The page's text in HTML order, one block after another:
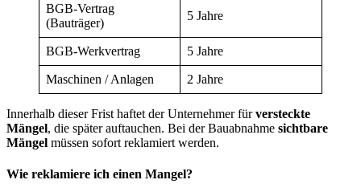
BGB-Vertrag
(Bauträger)
5 Jahre
BGB-Werkvertrag 5 Jahre
Maschinen / Anlagen 2 Jahre
Innerhalb dieser Frist haftet der Unternehmer fürversteckte
Mängel, die später auftauchen. Bei der Bauabnahme sichtbare
Mängel müssen sofort reklamiert werden.
Wie reklamiere ich einen Mangel?